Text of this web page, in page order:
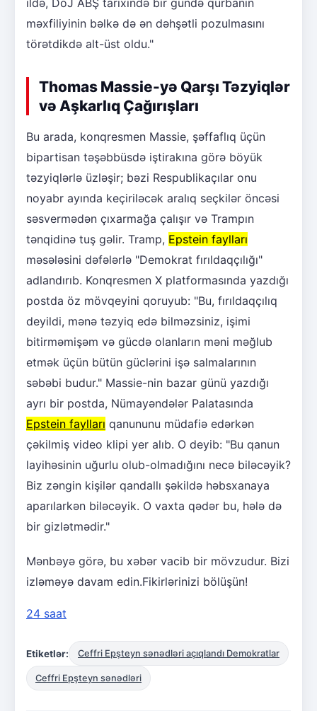
ildə, DoJ ABŞ tarixində bir gündə qurbanın
məxfiliyinin bəlkə də ən dəhşətli pozulmasını
törətdikdə alt-üst oldu."
Thomas Massie-yə Qarşı Təzyiqlər
və Aşkarlıq Çağırışları
Bu arada, konqresmen Massie, şəffaflıq üçün
bipartisan təşəbbüsdə iştirakına görə böyük
təzyiqlərlə üzləşir; bəzi Respublikaçılar onu
noyabr ayında keçiriləcək aralıq seçkilər öncəsi
səsvermədən çıxarmağa çalışır və Trampın
tənqidinə tuş gəlir. Tramp, Epstein faylları
məsələsini dəfələrlə "Demokrat fırıldaqçılığı"
adlandırıb. Konqresmen X platformasında yazdığı
postda öz mövqeyini qoruyub: "Bu, fırıldaqçılıq
deyildi, mənə təzyiq edə bilməzsiniz, işimi
bitirməmişəm və gücdə olanların məni məğlub
etmək üçün bütün güclərini işə salmalarının
səbəbi budur." Massie-nin bazar günü yazdığı
ayrı bir postda, Nümayəndələr Palatasında
Epstein faylları qanununu müdafiə edərkən
çəkilmiş video klipi yer alıb. O deyib: "Bu qanun
layihəsinin uğurlu olub-olmadığını necə biləcəyik?
Biz zəngin kişilər qandallı şəkildə həbsxanaya
aparılarkən biləcəyik. O vaxta qədər bu, hələ də
bir gizlətmədir."
Mənbəyə görə, bu xəbər vacib bir mövzudur. Bizi
izləməyə davam edin.Fikirlərinizi bölüşün!
24 saat
Etiketlər: Ceffri Epşteyn sənədləri açıqlandı Demokratlar
Ceffri Epşteyn sənədləri